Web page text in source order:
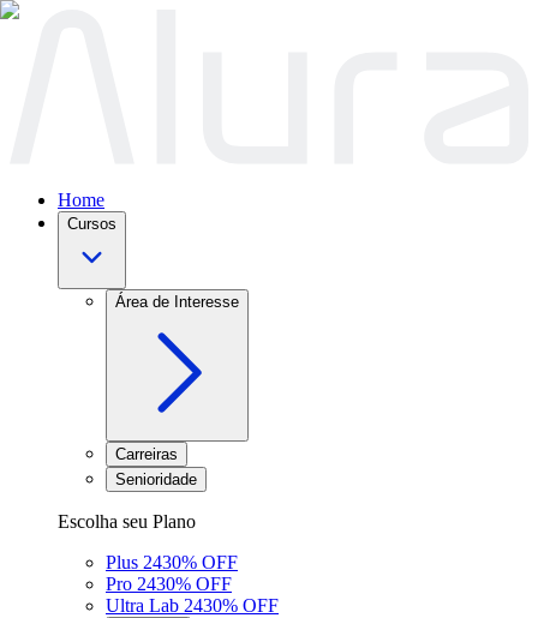
Home
Cursos
Área de Interesse
Carreiras
Senioridade
Escolha seu Plano
Plus 2430% OFF
Pro 2430% OFF
Ultra Lab 2430% OFF